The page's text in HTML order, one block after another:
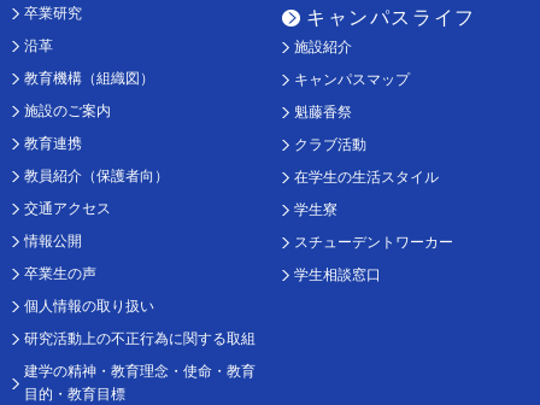
卒業研究
沿革
教育機構（組織図）
施設のご案内
教育連携
教員紹介（保護者向）
交通アクセス
情報公開
卒業生の声
個人情報の取り扱い
研究活動上の不正行為に関する取組
建学の精神・教育理念・使命・教育
目的・教育目標
キャンパスライフ
施設紹介
キャンパスマップ
魁藤香祭
クラブ活動
在学生の生活スタイル
学生寮
スチューデントワーカー
学生相談窓口